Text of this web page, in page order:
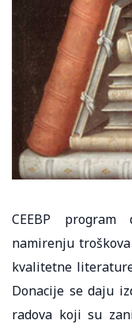
CEEBP program
namirenju
kvalitetne
Donacije se daju
radova koji su